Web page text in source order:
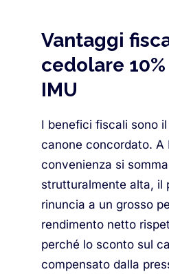
Vantaggi
cedolare
IMU
I benefici fiscali sono
canone concordato. A
convenienza si
strutturalmente alta, il
rinuncia a un grosso
rendimento netto
perché lo sconto sul
compensato dalla